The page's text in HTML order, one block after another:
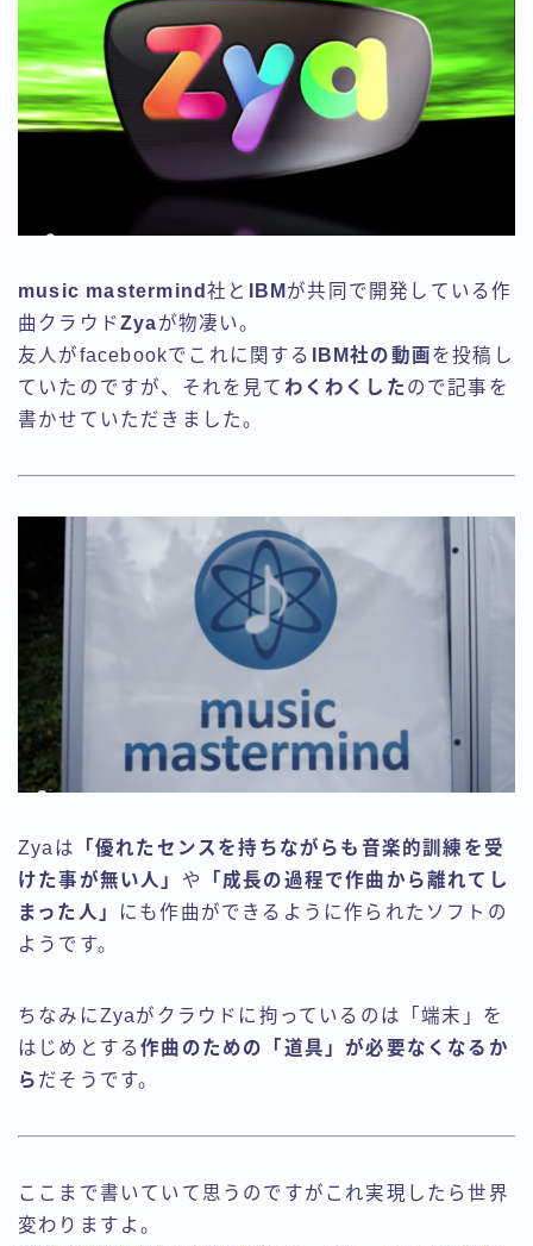
music mastermind社と IBM が共同で開発している作
曲クラウドZyaが物凄い。
友人がfacebookでこれに関する
IBM社の動画を投稿し
ていたのですが、それを見て わくわくした ので記事を
書かせていただきました。
Zyaは
「優れたセンスを持ちながらも音楽的訓練を受
けた事が無い人」 や
「成長の過程で作曲から離れてし
まった人」
にも作曲ができるように作られたソフトの
ようです。
ちなみにZyaがクラウドに拘っているのは「端末」を
はじめとする作曲のための「道具」が必要なくなるか
ら だそうです。
ここまで書いていて思うのですがこれ実現したら世界
変わりますよ。